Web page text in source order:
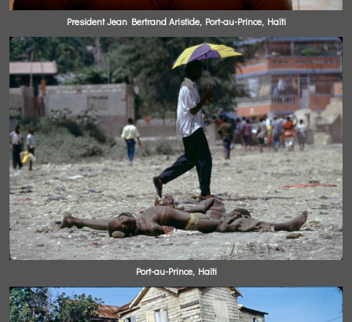
President Jean Bertrand Aristide, Port-au-Prince, Haïti
Port-au-Prince, Haïti